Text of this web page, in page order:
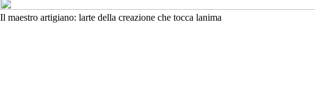
Il maestro artigiano: larte della creazione che tocca lanima